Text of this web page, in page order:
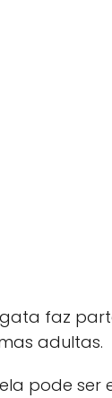
faz
adultas.
pode ser